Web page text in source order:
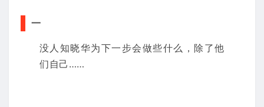
一
没人知晓华为下一步会做些什么，除了他
们自己……